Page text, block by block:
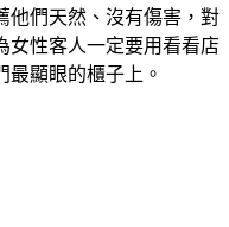
他們天然、沒有傷害，對
女性客人一定要用看看店
最顯眼的櫃子上。